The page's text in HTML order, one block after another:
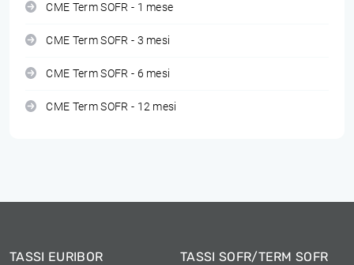
CME Term SOFR - 1 mese
CME Term SOFR - 3 mesi
CME Term SOFR - 6 mesi
CME Term SOFR - 12 mesi
TASSI EURIBOR TASSI SOFR/TERM SOFR